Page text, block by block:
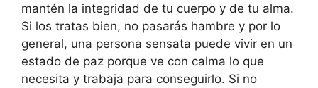
mantén la integridad de tu cuerpo y de tu alma.
Si los tratas bien, no pasarás hambre y por lo
general, una persona sensata puede vivir en un
estado de paz porque ve con calma lo que
necesita y trabaja para conseguirlo. Si no